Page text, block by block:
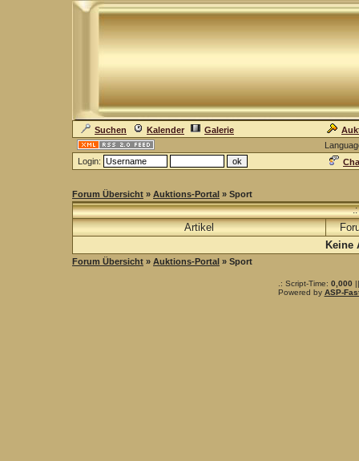
Suchen Kalender Galerie
Login:
Forum Übersicht » Auktions-Portal » Sport
Artikel
Keine
Forum Übersicht » Auktions-Portal » Sport
.: Script-Time: 0,000
Powered by ASP-